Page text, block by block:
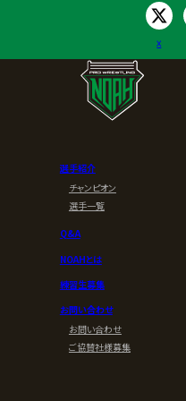
X
選手紹介
チャンピオン
選手一覧
Q&A
NOAHとは
練習生募集
お問い合わせ
お問い合わせ
ご協賛社様募集